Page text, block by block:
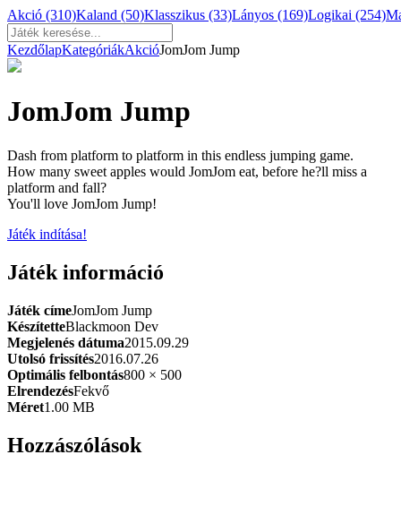
Akció (310)Kaland (50)Klasszikus (33)Lányos (169)Logikai (254)
KezdőlapKategóriákAkcióJomJom Jump
JomJom Jump
Dash from platform to platform in this endless jumping game.
How many sweet apples would JomJom eat, before he?ll miss a
platform and fall?
You'll love JomJom Jump!
Játék indítása!
Játék információ
Játék címeJomJom Jump
KészítetteBlackmoon Dev
Megjelenés dátuma2015.09.29
Utolsó frissítés2016.07.26
Optimális felbontás800 × 500
ElrendezésFekvő
Méret1.00 MB
Hozzászólások